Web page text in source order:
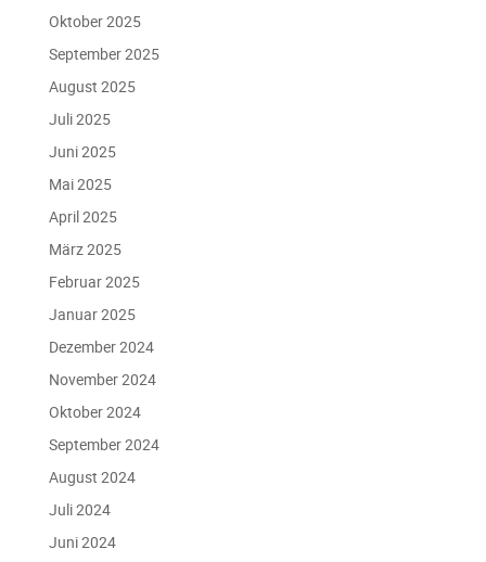
Oktober 2025
September 2025
August 2025
Juli 2025
Juni 2025
Mai 2025
April 2025
März 2025
Februar 2025
Januar 2025
Dezember 2024
November 2024
Oktober 2024
September 2024
August 2024
Juli 2024
Juni 2024